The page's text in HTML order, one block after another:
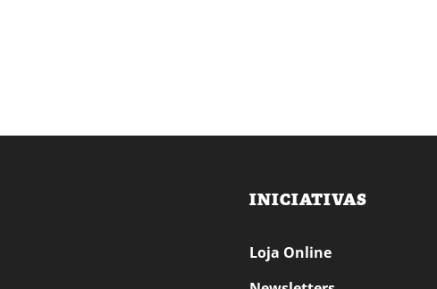
INICIATIVAS
Loja Online